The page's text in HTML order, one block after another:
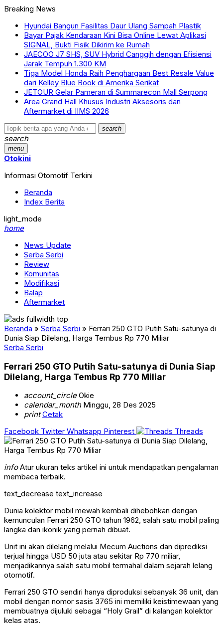
Breaking News
Hyundai Bangun Fasilitas Daur Ulang Sampah Plastik
Bayar Pajak Kendaraan Kini Bisa Online Lewat Aplikasi
SIGNAL, Bukti Fisik Dikirim ke Rumah
JAECOO J7 SHS, SUV Hybrid Canggih dengan Efisiensi
Jarak Tempuh 1.300 KM
Tiga Model Honda Raih Penghargaan Best Resale Value
dari Kelley Blue Book di Amerika Serikat
JETOUR Gelar Pameran di Summarecon Mall Serpong
Area Grand Hall Khusus Industri Aksesoris dan
Aftermarket di IIMS 2026
search
search
menu
Otokini
Informasi Otomotif Terkini
Beranda
Index Berita
light_mode
home
News Update
Serba Serbi
Review
Komunitas
Modifikasi
Balap
Aftermarket
Beranda » Serba Serbi » Ferrari 250 GTO Putih Satu-satunya di
Dunia Siap Dilelang, Harga Tembus Rp 770 Miliar
Serba Serbi
Ferrari 250 GTO Putih Satu-satunya di Dunia Siap
Dilelang, Harga Tembus Rp 770 Miliar
account_circleOkie
calendar_monthMinggu, 28 Des 2025
print Cetak
Facebook Twitter Whatsapp Pinterest Threads
infoAtur ukuran teks artikel ini untuk mendapatkan pengalaman
membaca terbaik.
text_decrease text_increase
Dunia kolektor mobil mewah kembali dihebohkan dengan
kemunculan Ferrari 250 GTO tahun 1962, salah satu mobil paling
langka dan ikonik yang pernah dibuat.
Unit ini akan dilelang melalui Mecum Auctions dan diprediksi
terjual hingga USD 50 juta atau sekitar Rp 770 miliar,
menjadikannya salah satu mobil termahal dalam sejarah lelang
otomotif.
Ferrari 250 GTO sendiri hanya diproduksi sebanyak 36 unit, dan
mobil dengan nomor sasis 3765 ini memiliki keistimewaan yang
membuatnya dijuluki sebagai “Holy Grail” di kalangan kolektor
kelas atas.